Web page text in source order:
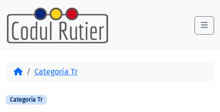
Skip to content
Skip to footer
AcasăCategoria Tr
Categoria Tr